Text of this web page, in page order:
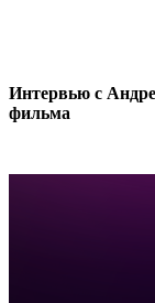
Интер­вью с
фильма